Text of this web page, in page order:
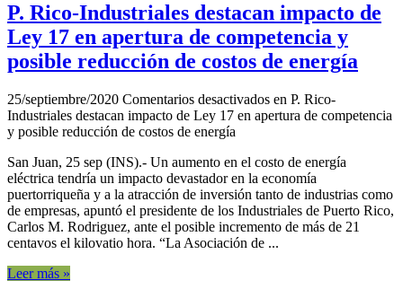
P. Rico-Industriales destacan impacto de
Ley 17 en apertura de competencia y
posible reducción de costos de energía
25/septiembre/2020 Comentarios desactivados en P. Rico-
Industriales destacan impacto de Ley 17 en apertura de competencia
y posible reducción de costos de energía
San Juan, 25 sep (INS).- Un aumento en el costo de energía
eléctrica tendría un impacto devastador en la economía
puertorriqueña y a la atracción de inversión tanto de industrias como
de empresas, apuntó el presidente de los Industriales de Puerto Rico,
Carlos M. Rodriguez, ante el posible incremento de más de 21
centavos el kilovatio hora. “La Asociación de ...
Leer más »